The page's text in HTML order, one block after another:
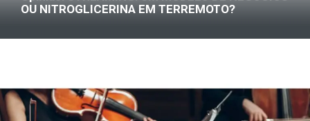
OU NITROGLICERINA EM TERREMOTO?